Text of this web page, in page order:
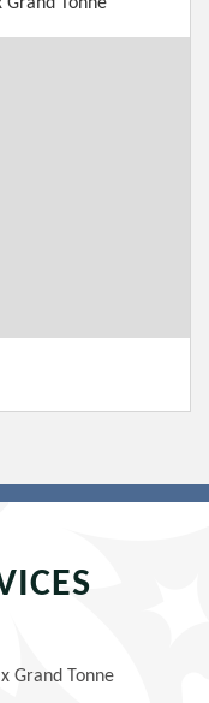
Grand Tonne